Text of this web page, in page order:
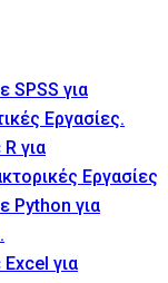
SPSS για
Εργασίες.
για
Εργασίες
Python για
για